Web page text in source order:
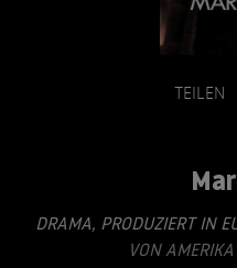
TEILEN
DRAMA, PRODUZIERT IN
VON